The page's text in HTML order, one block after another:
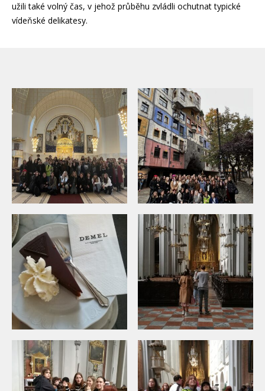
užili také volný čas, v jehož průběhu zvládli ochutnat typické
vídeňské delikatesy.